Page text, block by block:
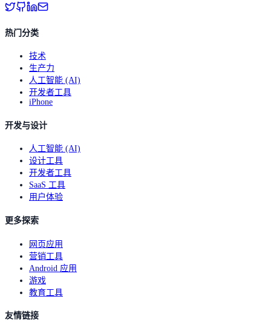
热门分类
技术
生产力
人工智能 (AI)
开发者工具
iPhone
开发与设计
人工智能 (AI)
设计工具
开发者工具
SaaS 工具
用户体验
更多探索
网页应用
营销工具
Android 应用
游戏
教育工具
友情链接